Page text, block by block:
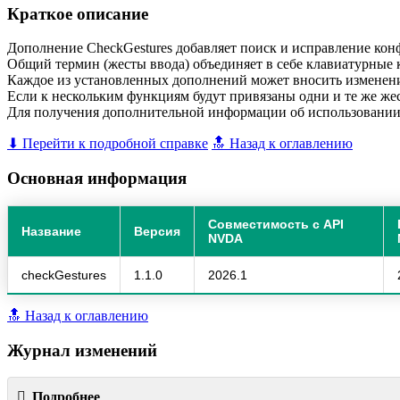
Краткое описание
Дополнение CheckGestures добавляет поиск и исправление
Общий термин (жесты ввода) объединяет в себе
Каждое из установленных дополнений может вносить
Если к нескольким функциям будут привязаны одни и те же
Для получения дополнительной информации об
⬇ Перейти к подробной справке 🔝 Назад к оглавлению
Основная информация
Название Версия
Совместимость с API
NVDA
checkGestures 1.1.0 2026.1
🔝 Назад к оглавлению
Журнал изменений